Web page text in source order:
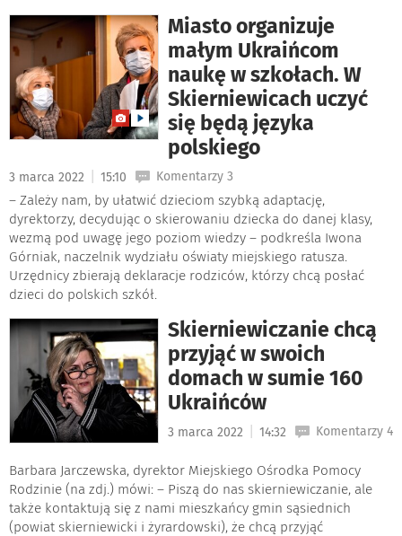
Miasto organizuje
małym Ukraińcom
naukę w szkołach. W
Skierniewicach uczyć
się będą języka
polskiego
3 marca 2022 15:10 Komentarzy 3
– Zależy nam, by ułatwić dzieciom szybką adaptację,
dyrektorzy, decydując o skierowaniu dziecka do danej klasy,
wezmą pod uwagę jego poziom wiedzy – podkreśla Iwona
Górniak, naczelnik wydziału oświaty miejskiego ratusza.
Urzędnicy zbierają deklaracje rodziców, którzy chcą posłać
dzieci do polskich szkół.
Skierniewiczanie chcą
przyjąć w swoich
domach w sumie 160
Ukraińców
3 marca 2022 14:32 Komentarzy 4
Barbara Jarczewska, dyrektor Miejskiego Ośrodka Pomocy
Rodzinie (na zdj.) mówi: – Piszą do nas skierniewiczanie, ale
także kontaktują się z nami mieszkańcy gmin sąsiednich
(powiat skierniewicki i żyrardowski), że chcą przyjąć